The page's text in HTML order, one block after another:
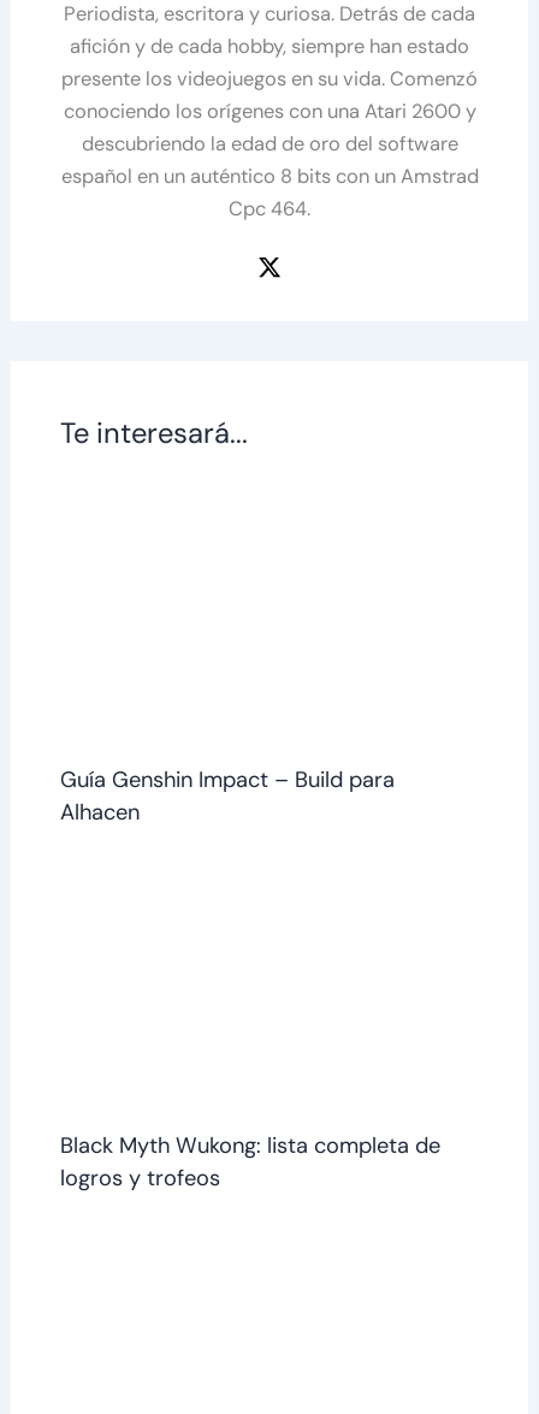
Periodista, escritora y curiosa. Detrás de cada
afición y de cada hobby, siempre han estado
presente los videojuegos en su vida. Comenzó
conociendo los orígenes con una Atari 2600 y
descubriendo la edad de oro del software
español en un auténtico 8 bits con un Amstrad
Cpc 464.
Te interesará...
Guía Genshin Impact – Build para
Alhacen
Black Myth Wukong: lista completa de
logros y trofeos